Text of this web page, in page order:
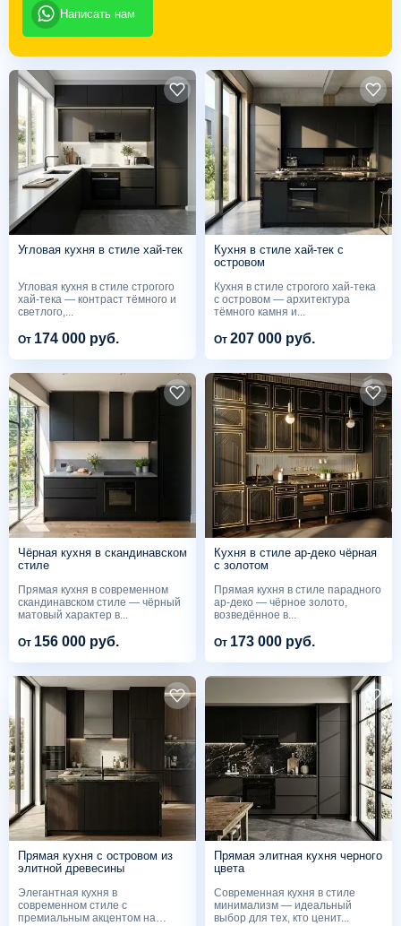
Написать нам
Угловая кухня в стиле хай-тек
Угловая кухня в стиле строгого
хай-тека — контраст тёмного и
светлого,...
От 174 000 руб.
Кухня в стиле хай-тек с
островом
Кухня в стиле строгого хай-тека
с островом — архитектура
тёмного камня и...
От 207 000 руб.
Чёрная кухня в скандинавском
стиле
Прямая кухня в современном
скандинавском стиле — чёрный
матовый характер в...
От 156 000 руб.
Кухня в стиле ар-деко чёрная
с золотом
Прямая кухня в стиле парадного
ар-деко — чёрное золото,
возведённое в...
От 173 000 руб.
Прямая кухня с островом из
элитной древесины
Элегантная кухня в
современном стиле с
премиальным акцентом на
Прямая элитная кухня черного
цвета
Современная кухня в стиле
минимализм — идеальный
выбор для тех, кто ценит...